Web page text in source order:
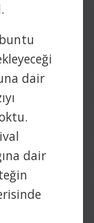
dair
dair